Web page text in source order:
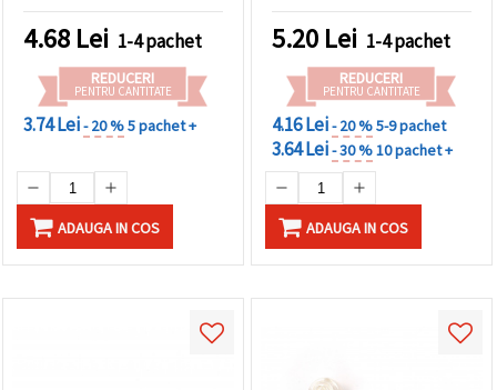
handmade creative
4.68 Lei 1-4 pachet
REDUCERI
PENTRU CANTITATE
3.74 Lei- 20 %5 pachet +
ADAUGA IN COS
5.20 Lei 1-4 pachet
REDUCERI
PENTRU CANTITATE
4.16 Lei- 20 %5-9 pachet
3.64 Lei- 30 %10 pachet +
ADAUGA IN COS